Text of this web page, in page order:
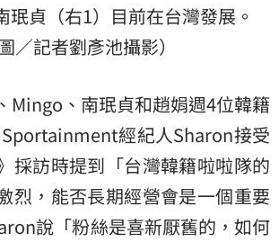
珉貞（右1）目前在台灣發展。
圖／記者劉彥池攝影）
Mingo、南珉貞和趙娟週4位韓籍
經紀人Sharon接受
採訪時提到「台灣韓籍啦啦隊的
烈，能否長期經營會是一個重要
說「粉絲是喜新厭舊的，如何